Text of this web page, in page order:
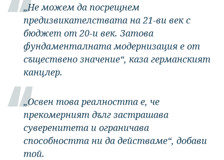
„Не можем да посрещнем
предизвикателствата на 21-ви век с
бюджет от 20-и век. Затова
фундаменталната модернизация е от
съществено значение“, каза германският
канцлер.
„Освен това реалността е, че
прекомерният дълг застрашава
суверенитета и ограничава
способността ни да действаме“, добави
той.